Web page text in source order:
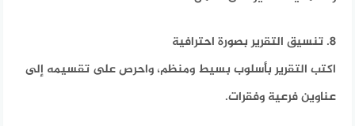
8. تنسيق التقرير بصورة احترافية
اكتب التقرير بأسلوب بسيط ومنظم، واحرص على تقسيمه إلى
عناوين فرعية وفقرات.